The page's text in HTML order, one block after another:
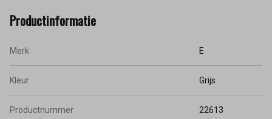
Productinformatie
Merk E
Kleur Grijs
Productnummer 22613